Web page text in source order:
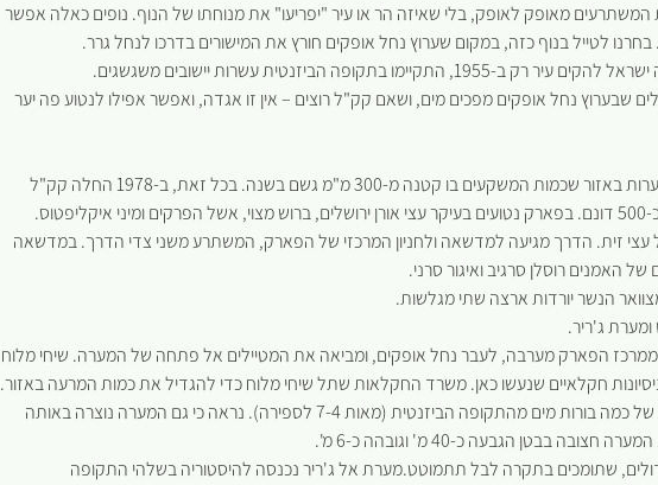
המשתרעים מאופק לאופק, בלי שאיזה הר או עיר "יפריעו" את מנוחתו של הנוף. נופים כאלה אפשר
לטייל בנוף כזה, במקום שערוץ נחל אופקים חורץ את המישורים בדרכו לנחל גרר.
בתקופה הביזנטית עשרות יישובים משגשגים.
שבערוץ נחל אופקים מפכים מים, ושאם קק"ל רוצים – אין זו אגדה, ואפשר אפילו לנטוע פה יער
תורת היערנות הקלאסית שוללת נטיעת יערות באזור שכמות המשקעים בו קטנה מ-300 מ"מ גשם בשנה. בכל זאת, ב-1978 החלה קק"ל
זית. הדרך מגיעה למדשאה ולחניון המרכזי של הפארק, המשתרע משני צדי הדרך. במדשאה
האמנים רוסלן סרגיב ואיגור סרני.
הנשר יורדות ארצה שתי מגלשות.
ג'ריר.
ממרכז הפארק מערבה, לעבר נחל אופקים, ומביאה את המטיילים אל פתחה של המערה. שיחי מלוח
חקלאיים שנעשו כאן. משרד החקלאות שתל שיחי מלוח כדי להגדיל את כמות המרעה באזור.
סמוך למערה נמצאים פתחיהם הסתומים של כמה בורות מים מהתקופה הביזנטית (מאות 7-4 לספירה). נראה כי גם המערה נוצרה באותה
בבטן הגבעה כ-40 מ' וגובהה כ-6 מ'.
שתומכים בתקרה לבל תתמוטט.מערת אל ג'ריר נכנסה להיסטוריה בשלהי התקופה